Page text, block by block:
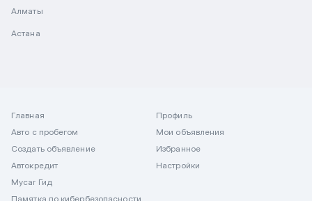
Алматы
Астана
Главная
Авто с пробегом
Создать объявление
Автокредит
Mycar Гид
Памятка по кибербезопасности
Профиль
Мои объявления
Избранное
Настройки